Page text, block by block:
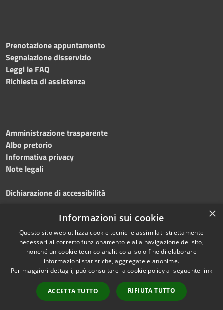
Prenotazione appuntamento
Segnalazione disservizio
Leggi le FAQ
Richiesta di assistenza
Amministrazione trasparente
Albo pretorio
Informativa privacy
Note legali
Dichiarazione di accessibilità
Obiettivi accessibilità 2026
Accessibilità
Copyright © 2023
•Comune di Lacco
Ameno • Powered
byMunicipium•Redazione
×
Informazioni sui cookie
Questo sito web utilizza cookie tecnici e assimilati strettamente
necessari al corretto funzionamento e alla navigazione del sito,
nonché un cookie tecnico analitico al solo fine di elaborare
informazioni statistiche, aggregate e anonime.
Per maggiori dettagli, può consultare la cookie policy al seguente link
ACCETTA TUTTO RIFIUTA TUTTO